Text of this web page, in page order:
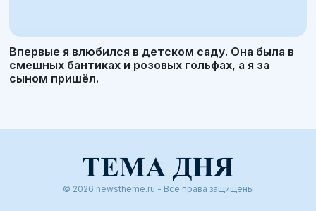
Впервые я влюбился в детском саду. Она была в
смешных бантиках и розовых гольфах, а я за
сыном пришёл.
© 2026 newstheme.ru - Все права защищены